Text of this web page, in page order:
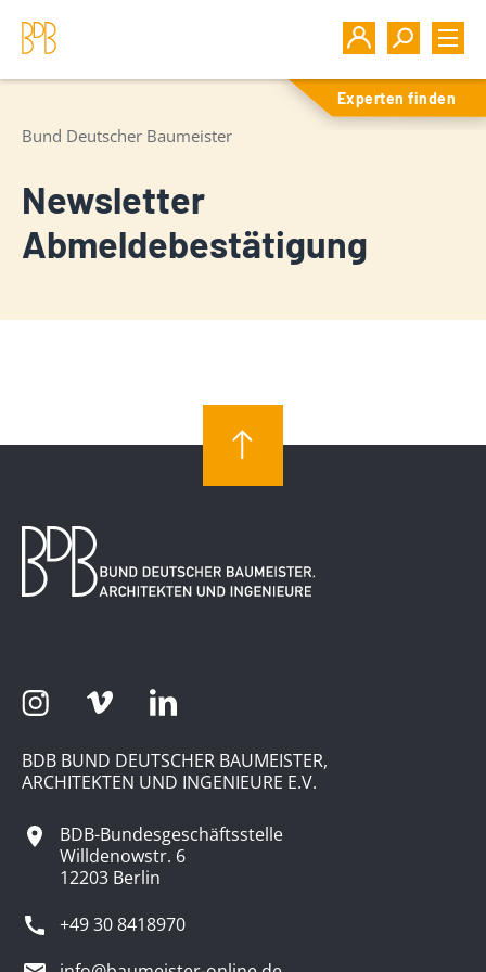
Experten finden
Bund Deutscher Baumeister
Newsletter
Abmeldebestätigung
BDB BUND DEUTSCHER BAUMEISTER,
ARCHITEKTEN UND INGENIEURE E.V.
BDB-Bundesgeschäftsstelle
Willdenowstr. 6
12203 Berlin
+49 30 8418970